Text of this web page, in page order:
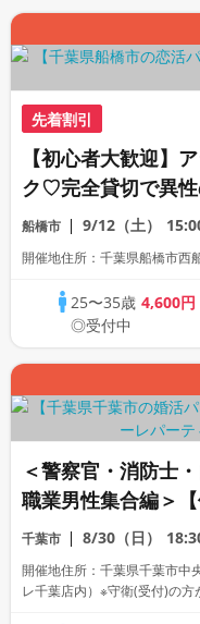
先着割引
【初心者大歓迎】
ク♡完全貸切で異
ます♡連絡先交換自
船橋市 9/12（土）
開催地住所：千葉県船橋市西
25〜35歳4,600円
◎受付中
＜警察官・消防士
職業男性集合編＞
～真剣な出会い～
千葉市 8/30（日）
開催地住所：千葉県千葉市中
レ千葉店内）※守衛(受付)の